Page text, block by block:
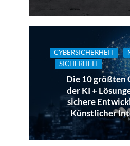
CYBERSICHERHEIT
SICHERHEIT
Die 10 größten
der KI +
sichere
Künstlicher